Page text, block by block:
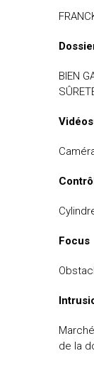
BIEN
Focus
de la